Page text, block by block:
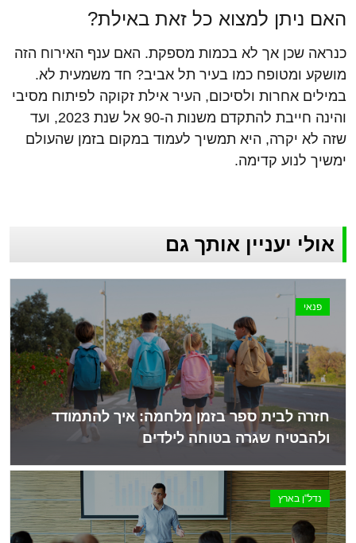
האם ניתן למצוא כל זאת באילת?
כנראה שכן אך לא בכמות מספקת. האם ענף האירוח הזה
מושקע ומטופח כמו בעיר תל אביב? חד משמעית לא.
במילים אחרות ולסיכום, העיר אילת זקוקה לפיתוח מסיבי
והינה חייבת להתקדם משנות ה-90 אל שנת 2023, ועד
שזה לא יקרה, היא תמשיך לעמוד במקום בזמן שהעולם
ימשיך לנוע קדימה.
אולי יעניין אותך גם
פנאי
חזרה לבית ספר בזמן מלחמה: איך להתמודד
ולהבטיח שגרה בטוחה לילדים
נדל"ן בארץ